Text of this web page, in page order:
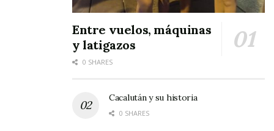
Entre vuelos, máquinas
y latigazos
0 SHARES
Cacalután y su historia
0 SHARES